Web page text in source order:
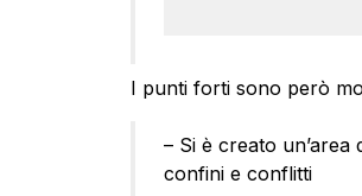
I punti forti sono però
– Si è creato
confini e conflitti